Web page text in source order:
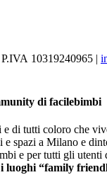
10319240965 |
di facilebimbi
e di tutti coloro che
e spazi a Milano e
e per tutti gli utenti
luoghi “family